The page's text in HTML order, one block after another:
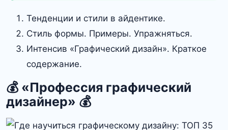
Тенденции и стили в айдентике.
Стиль формы. Примеры. Упражняться.
Интенсив «Графический дизайн». Краткое
содержание.
💰 «Профессия графический
дизайнер» 💰